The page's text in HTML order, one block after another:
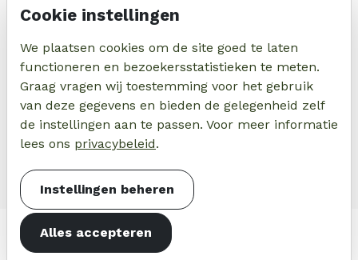
T 0223 - 521234
E
makelaardij@vanlieropadviesgroep.nl
E info@dwe-nieuwbouw.nl
© 2026 SinmareVeld - Nieuwbouw in Schagen |
Disclaimer|Privacyverklaring
Cookie instellingen
We plaatsen cookies om de site goed te laten
functioneren en bezoekersstatistieken te meten.
Graag vragen wij toestemming voor het gebruik
van deze gegevens en bieden de gelegenheid zelf
de instellingen aan te passen. Voor meer informatie
lees ons privacybeleid.
Instellingen beheren
Alles accepteren